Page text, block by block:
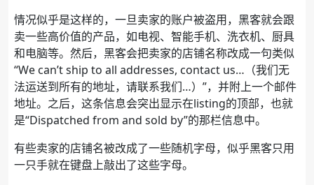
情况似乎是这样的，一旦卖家的账户被盗用，黑客就会跟
卖一些高价值的产品，如电视、智能手机、洗衣机、厨具
和电脑等。然后，黑客会把卖家的店铺名称改成一句类似
“We can’t ship to all addresses, contact us…（我们无
法运送到所有的地址，请联系我们…）”，并附上一个邮件
地址。之后，这条信息会突出显示在listing的顶部，也就
是“Dispatched from and sold by”的那栏信息中。
有些卖家的店铺名被改成了一些随机字母，似乎黑客只用
一只手就在键盘上敲出了这些字母。